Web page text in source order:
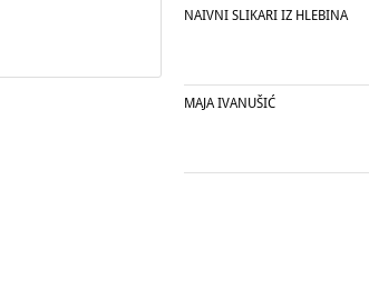
NAIVNI SLIKARI IZ HLEBINA
MAJA IVANUŠIĆ